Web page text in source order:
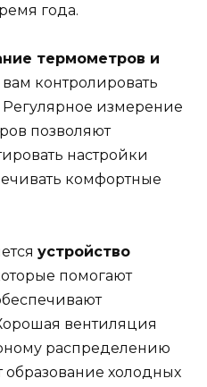
года.
термометров и
контролировать
измерение
позволяют
настройки
комфортные
устройство
помогают
вентиляция
распределению
образование холодных